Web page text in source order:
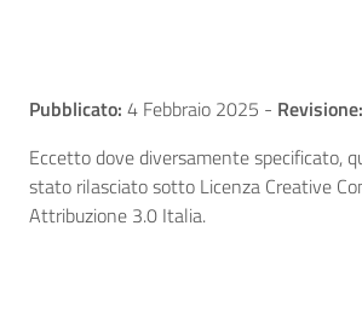
Pubblicato: 4 Febbraio 2025 - Revisione:
Eccetto dove diversamente specificato,
stato rilasciato sotto Licenza Creative
Attribuzione 3.0 Italia.